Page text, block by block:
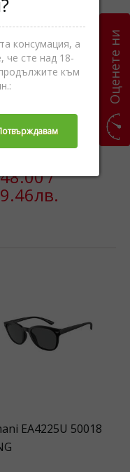
EA4224 5017T3
/
EA4225U 50018
Оценете ни
консумация, а
че сте над 18-
към